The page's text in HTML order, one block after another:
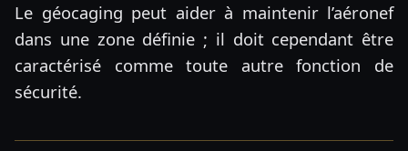
Le géocaging peut aider à maintenir l’aéronef
dans une zone définie ; il doit cependant être
caractérisé comme toute autre fonction de
sécurité.